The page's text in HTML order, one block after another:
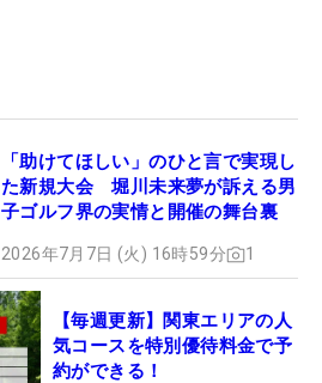
「助けてほしい」のひと言で実現し
た新規大会 堀川未来夢が訴える男
子ゴルフ界の実情と開催の舞台裏
2026年7月7日 (火) 16時59分 1
【毎週更新】関東エリアの人
気コースを特別優待料金で予
約ができる！